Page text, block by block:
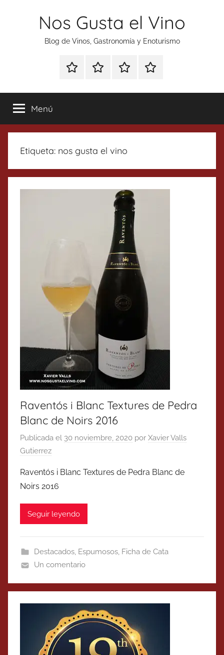
Nos Gusta el Vino
Blog de Vinos, Gastronomía y Enoturismo
Especial
Tonics
Enoturismo
Gastronomía
RankingContacto
Menú
Etiqueta: nos gusta el vino
Raventós i Blanc Textures de Pedra
Blanc de Noirs 2016
Publicada el 30 noviembre, 2020 por Xavier Valls
Gutierrez
Raventós i Blanc Textures de Pedra Blanc de
Noirs 2016
Seguir leyendo
Destacados, Espumosos, Ficha de Cata
Un comentario